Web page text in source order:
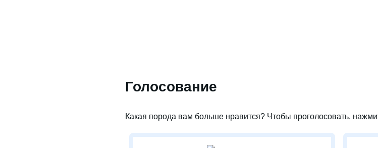
Голосование
Какая порода вам больше нравится? Чтобы проголосовать,